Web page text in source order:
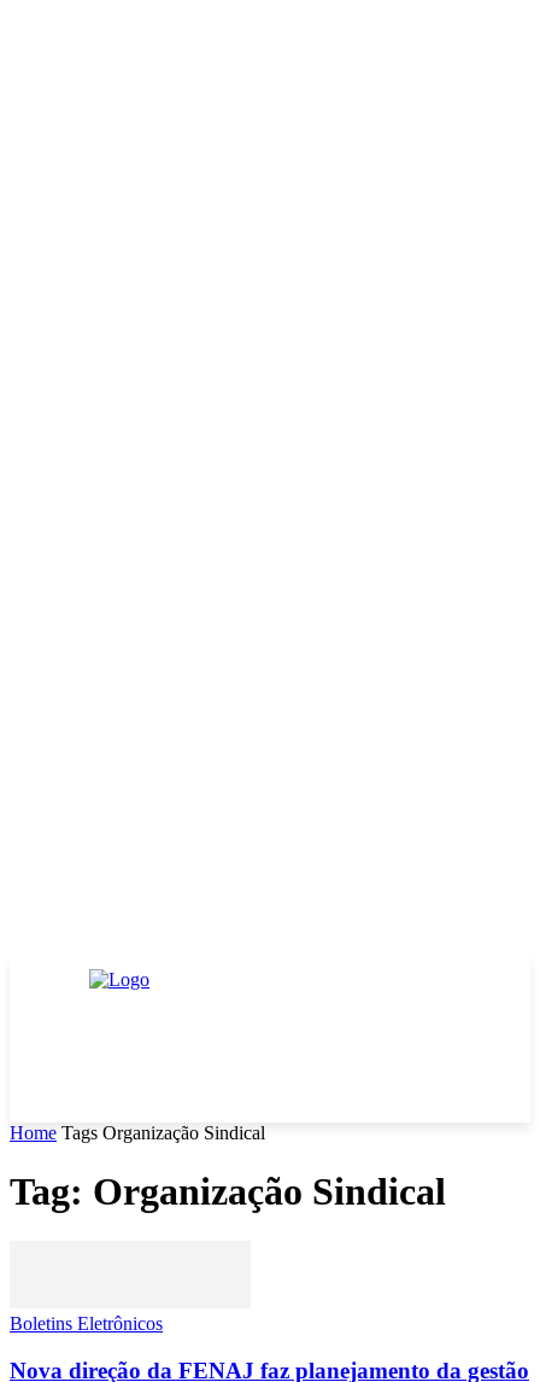
Home Tags Organização Sindical
Tag: Organização Sindical
Boletins Eletrônicos
Nova direção da FENAJ faz planejamento da gestão